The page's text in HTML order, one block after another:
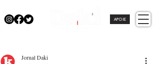
APOIE
Jornal Daki